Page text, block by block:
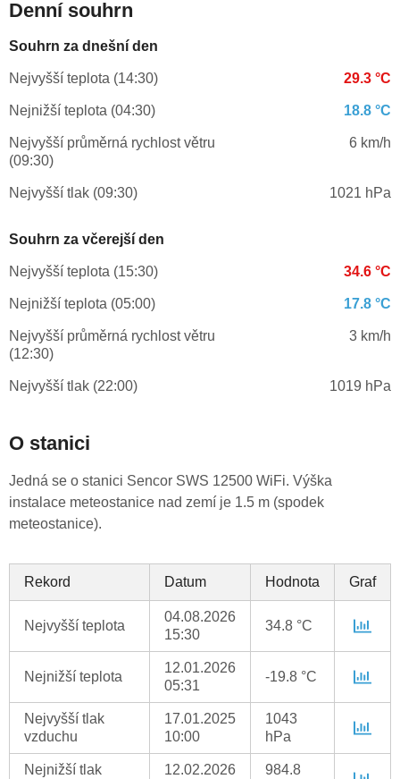
Denní souhrn
Souhrn za dnešní den
Nejvyšší teplota (14:30) 29.3 °C
Nejnižší teplota (04:30) 18.8 °C
Nejvyšší průměrná rychlost větru
(09:30)
6 km/h
Nejvyšší tlak (09:30) 1021 hPa
Souhrn za včerejší den
Nejvyšší teplota (15:30) 34.6 °C
Nejnižší teplota (05:00) 17.8 °C
Nejvyšší průměrná rychlost větru
(12:30)
3 km/h
Nejvyšší tlak (22:00) 1019 hPa
O stanici
Jedná se o stanici Sencor SWS 12500 WiFi. Výška
instalace meteostanice nad zemí je 1.5 m (spodek
meteostanice).
Rekord Datum Hodnota Graf
Nejvyšší teplota
04.08.2026
15:30
34.8 °C
Nejnižší teplota
12.01.2026
05:31
-19.8 °C
Nejvyšší tlak
vzduchu
17.01.2025
10:00
1043
hPa
Nejnižší tlak
12.02.2026
984.8